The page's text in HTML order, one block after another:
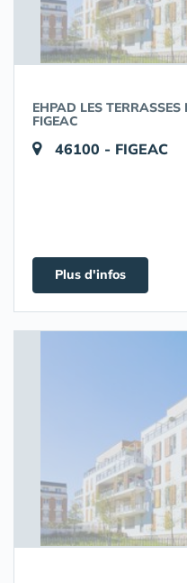
EHPAD LES
FIGEAC
46100 - FIGEAC
Plus d'infos